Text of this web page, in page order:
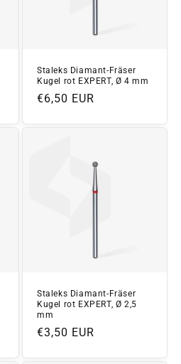
Staleks Diamant-Fräser
Kugel rot EXPERT, Ø 4 mm
Normaler
€6,50 EUR
Staleks Diamant-Fräser
Kugel rot EXPERT, Ø 2,5
mm
Normaler
€3,50 EUR